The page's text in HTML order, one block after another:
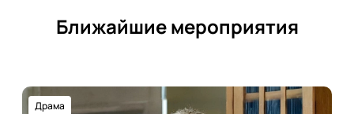
Ближайшие мероприятия
Драма